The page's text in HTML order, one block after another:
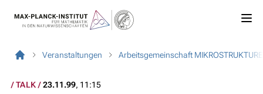
Veranstaltungen Arbeitsgemeinschaft
TALK 23.11.99, 11:15